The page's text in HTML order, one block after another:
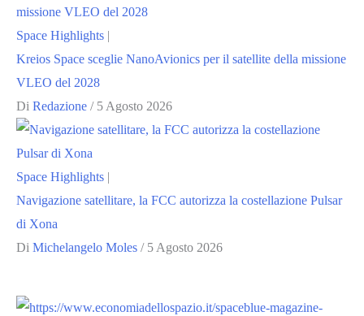
Space Highlights |
Kreios Space sceglie NanoAvionics per il satellite della missione
VLEO del 2028
Di Redazione / 5 Agosto 2026
Space Highlights |
Navigazione satellitare, la FCC autorizza la costellazione Pulsar
di Xona
Di Michelangelo Moles / 5 Agosto 2026